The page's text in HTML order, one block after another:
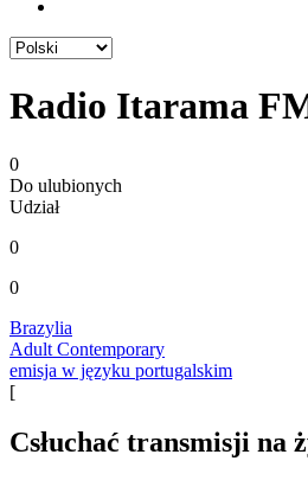
Radio Itarama
0
Do ulubionych
Udział
0
0
Brazylia
Adult Contemporary
emisja w języku portugalskim
[
Сsłuchać transmisji na